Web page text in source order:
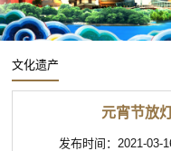
文化遗产
元宵节放
发布时间：2021-